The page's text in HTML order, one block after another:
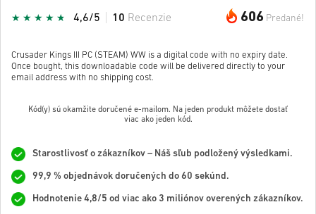
606 Predané!
4,6/5 10 Recenzie
Crusader Kings III PC (STEAM) WW is a digital code with no expiry date.
Once bought, this downloadable code will be delivered directly to your
email address with no shipping cost.
Kód(y) sú okamžite doručené e-mailom. Na jeden produkt môžete dostať
viac ako jeden kód.
Starostlivosť o zákazníkov – Náš sľub podložený výsledkami.
99,9 % objednávok doručených do 60 sekúnd.
Hodnotenie 4,8/5 od viac ako 3 miliónov overených zákazníkov.